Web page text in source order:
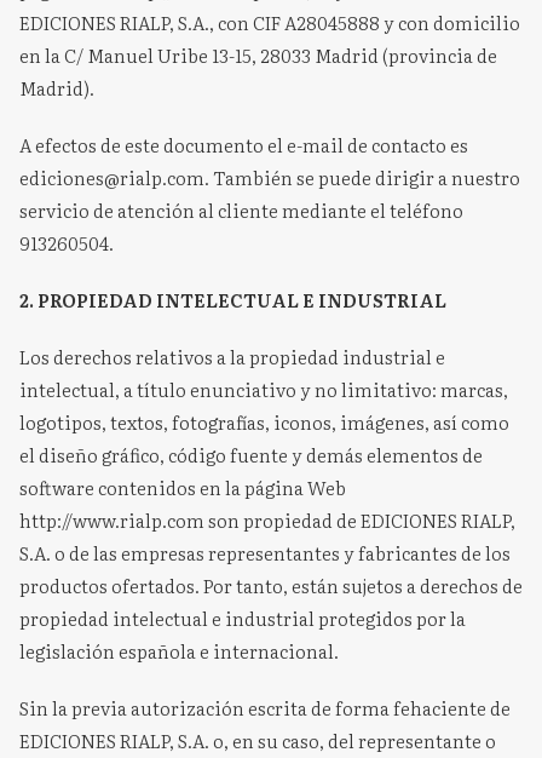
EDICIONES RIALP, S.A., con CIF A28045888 y con domicilio
en la C/ Manuel Uribe 13-15, 28033 Madrid (provincia de
Madrid).
A efectos de este documento el e-mail de contacto es
ediciones@rialp.com. También se puede dirigir a nuestro
servicio de atención al cliente mediante el teléfono
913260504.
2. PROPIEDAD INTELECTUAL E INDUSTRIAL
Los derechos relativos a la propiedad industrial e
intelectual, a título enunciativo y no limitativo: marcas,
logotipos, textos, fotografías, iconos, imágenes, así como
el diseño gráfico, código fuente y demás elementos de
software contenidos en la página Web
http://www.rialp.com son propiedad de EDICIONES RIALP,
S.A. o de las empresas representantes y fabricantes de los
productos ofertados. Por tanto, están sujetos a derechos de
propiedad intelectual e industrial protegidos por la
legislación española e internacional.
Sin la previa autorización escrita de forma fehaciente de
EDICIONES RIALP, S.A. o, en su caso, del representante o